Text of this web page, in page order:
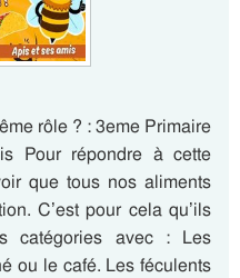
rôle ? : 3eme Primaire
Pour répondre à cette
que tous nos aliments
C’est pour cela qu’ils
catégories avec : Les
ou le café. Les féculents